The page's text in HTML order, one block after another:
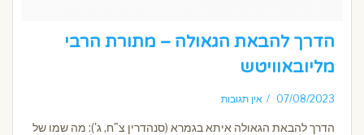
הדרך להבאת הגאולה – מתורת הרבי
מליובאוויטש
07/08/2023 אין תגובות
הדרך להבאת הגאולה איתא בגמרא (סנהדרין צ"ח, ג'): מה שמו של